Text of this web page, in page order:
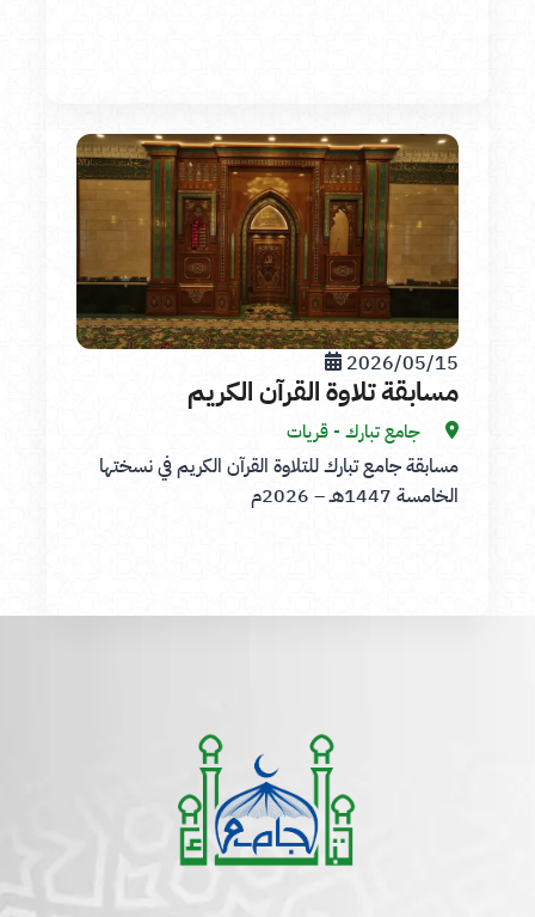
2026/05/15
مسابقة تلاوة القرآن الكريم
جامع تبارك - قريات
مسابقة جامع تبارك للتلاوة القرآن الكريم في نسختها
الخامسة 1447هـ – 2026م